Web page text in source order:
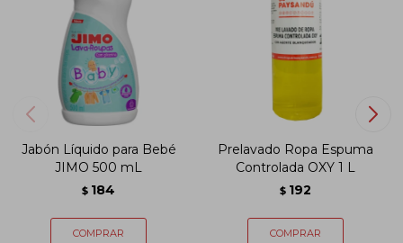
Jabón Líquido para Bebé
JIMO 500 mL
$ 184
Prelavado Ropa Espuma
Controlada OXY 1 L
$ 192